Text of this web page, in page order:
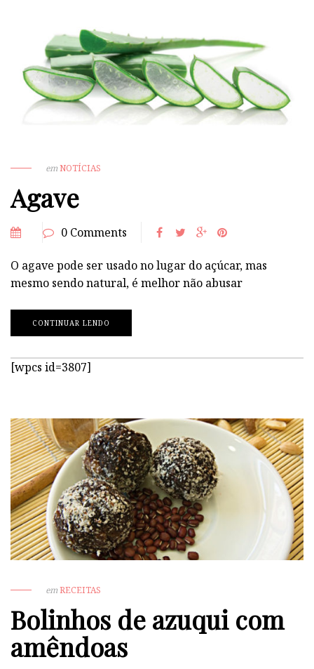
emNOTÍCIAS
Agave
0 Comments
O agave pode ser usado no lugar do açúcar, mas
mesmo sendo natural, é melhor não abusar
CONTINUAR LENDO
[wpcs id=3807]
emRECEITAS
Bolinhos de azuqui com
amêndoas